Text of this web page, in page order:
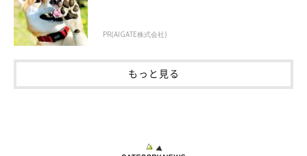
祟行さん自ら数時間かけて鶏がらスープを作るそう。カロリーを
PR(AIGATE株式会社)
もっと見る